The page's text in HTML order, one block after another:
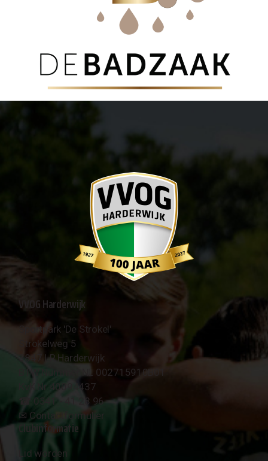
VVOG Harderwijk
Sportpark 'De Strokel'
Strokelweg 5
3847 LR Harderwijk
BTW Nummer NL 002715910B01
KvK Nr 40094437
☎︎ 0341 - 41 28 96
✉︎ Contactformulier
Clubinformatie
Lid worden